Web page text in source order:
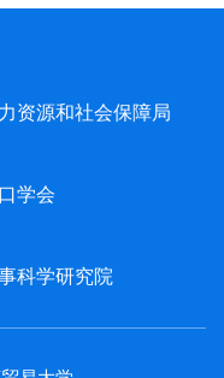
资源和社会保障局
学会
科学研究院